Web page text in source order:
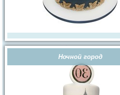
Ночной город